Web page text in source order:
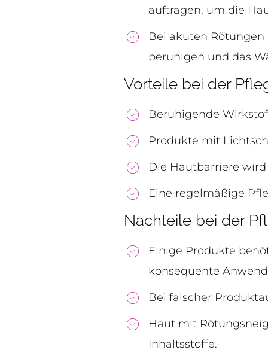
auftragen, um die
Bei akuten
beruhigen und das
Vorteile bei der
Beruhigende
Produkte mit
Die Hautbarriere
Eine regelmäßige
Nachteile bei der
Einige Produkte
konsequente
Bei falscher
Haut mit
Inhaltsstoffe.